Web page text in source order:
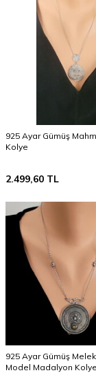
925 Ayar Gümüş
Kolye
2.499,60 TL
925 Ayar Gümüş
Model Madalyon Kolye